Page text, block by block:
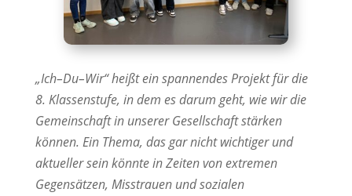
„Ich–Du–Wir“ heißt ein spannendes Projekt für die
8. Klassenstufe, in dem es darum geht, wie wir die
Gemeinschaft in unserer Gesellschaft stärken
können. Ein Thema, das gar nicht wichtiger und
aktueller sein könnte in Zeiten von extremen
Gegensätzen, Misstrauen und sozialen